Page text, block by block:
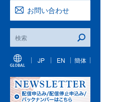
お問い合わせ
JP EN 簡体